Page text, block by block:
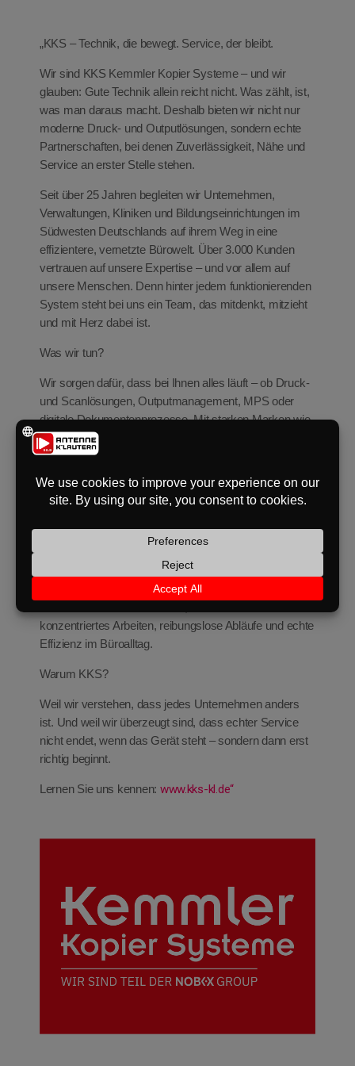
„KKS – Technik, die bewegt. Service, der bleibt.
Wir sind KKS Kemmler Kopier Systeme – und wir
glauben: Gute Technik allein reicht nicht. Was zählt, ist,
was man daraus macht. Deshalb bieten wir nicht nur
moderne Druck- und Outputlösungen, sondern echte
Partnerschaften, bei denen Zuverlässigkeit, Nähe und
Service an erster Stelle stehen.
Seit über 25 Jahren begleiten wir Unternehmen,
Verwaltungen, Kliniken und Bildungseinrichtungen im
Südwesten Deutschlands auf ihrem Weg in eine
effizientere, vernetzte Bürowelt. Über 3.000 Kunden
vertrauen auf unsere Expertise – und vor allem auf
unsere Menschen. Denn hinter jedem funktionierenden
System steht bei uns ein Team, das mitdenkt, mitzieht
und mit Herz dabei ist.
Was wir tun?
Wir sorgen dafür, dass bei Ihnen alles läuft – ob Druck-
und Scanlösungen, Outputmanagement, MPS oder
digitale Dokumentenprozesse. Mit starken Marken wie
Canon und Kyocera im Rücken und einem eigenen
Serviceteam vor Ort, das schnell reagiert und lieber
sondern auch langfristig funktioniert.
wirklich zu Ihnen passen – keine Technik von der
Stange. Wir denken mit, hören zu und bleiben dran. So
konzentriertes Arbeiten, reibungslose Abläufe und echte
Effizienz im Büroalltag.
Warum KKS?
Weil wir verstehen, dass jedes Unternehmen anders
ist. Und weil wir überzeugt sind, dass echter Service
nicht endet, wenn das Gerät steht – sondern dann erst
richtig beginnt.
Lernen Sie uns kennen: www.kks-kl.de“